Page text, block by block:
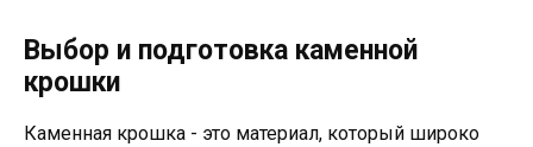
Выбор и подготовка каменной
крошки
Каменная крошка - это материал, который широко